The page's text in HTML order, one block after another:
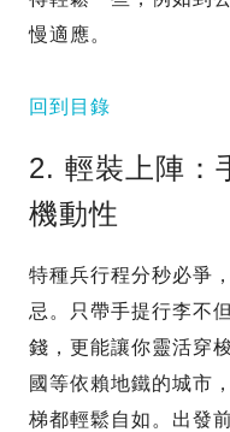
慢適應。
回到目錄
2. 輕裝上陣：
機動性
特種兵行程分秒必爭
忌。只帶手提行李不
錢，更能讓你靈活穿
國等依賴地鐵的城市
梯都輕鬆自如。出發